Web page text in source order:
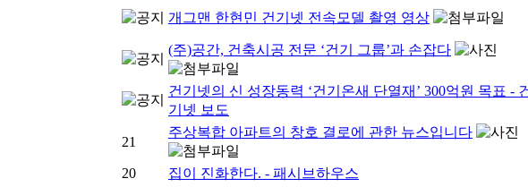
개그맨 한현민 건기넷 전속모델 촬영 영상
(주)공간, 건축시공 전문 ‘건기 그룹’과 손잡다
건기넷의 신 성장동력 ‘건기온새 단열재’ 300억원 목표 -
기넷 보도
21
주상복합 아파트의 창호 결로에 관한 뉴스입니다
20 집이 진화한다. - 패시브하우스